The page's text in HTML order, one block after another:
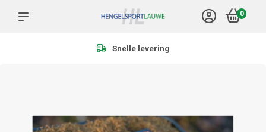
0
Meer dan 1.000 producten